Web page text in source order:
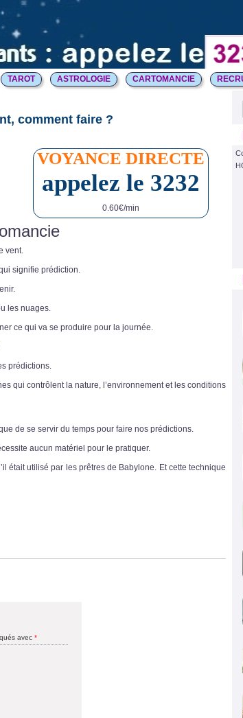
TAROT ASTROLOGIE CARTOMANCIE
comment faire ?
VOYANCE DIRECTE
appelez le 3232
0.60€/min
vent.
signifie prédiction.
les nuages.
ce qui va se produire pour la journée.
prédictions.
qui contrôlent la nature, l’environnement et les conditions
de se servir du temps pour faire nos prédictions.
aucun matériel pour le pratiquer.
était utilisé par les prêtres de Babylone. Et cette technique
avec *